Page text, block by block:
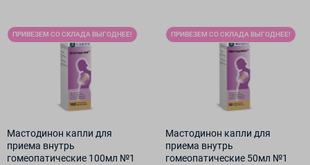
ПРИВЕЗЕМ СО СКЛАДА ВЫГОДНЕЕ!
Мастодинон капли для
приема внутрь
гомеопатические 100мл №1
ПРИВЕЗЕМ СО СКЛАДА ВЫГОДНЕЕ!
Мастодинон капли для
приема внутрь
гомеопатические 50мл №1